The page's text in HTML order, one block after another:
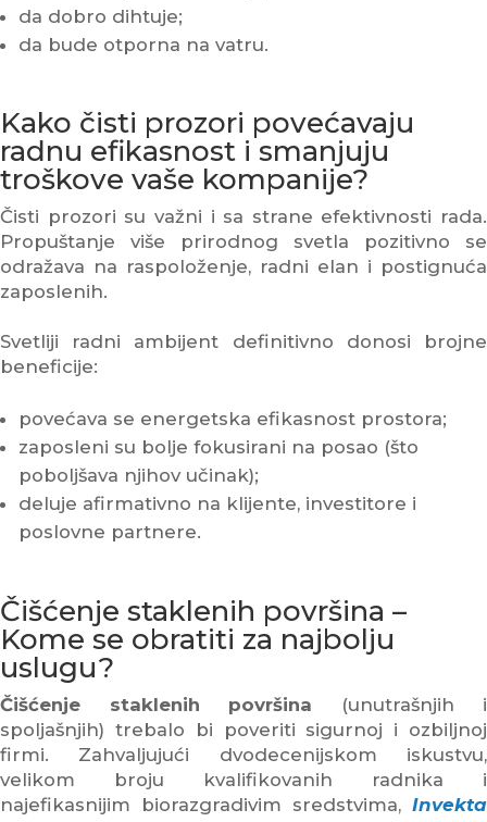
da dobro dihtuje;
da bude otporna na vatru.
Kako čisti prozori povećavaju
radnu efikasnost i smanjuju
troškove vaše kompanije?
Čisti prozori su važni i sa strane efektivnosti rada.
Propuštanje više prirodnog svetla pozitivno se
odražava na raspoloženje, radni elan i postignuća
zaposlenih.
Svetliji radni ambijent definitivno donosi brojne
beneficije:
povećava se energetska efikasnost prostora;
zaposleni su bolje fokusirani na posao (što
poboljšava njihov učinak);
deluje afirmativno na klijente, investitore i
poslovne partnere.
Čišćenje staklenih površina –
Kome se obratiti za najbolju
uslugu?
Čišćenje staklenih površina (unutrašnjih i
spoljašnjih) trebalo bi poveriti sigurnoj i ozbiljnoj
firmi. Zahvaljujući dvodecenijskom iskustvu,
velikom broju kvalifikovanih radnika i
najefikasnijim biorazgradivim sredstvima, Invekta